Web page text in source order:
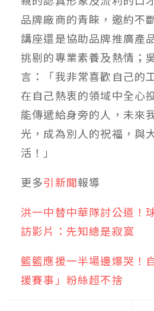
品牌廠商的青睞，邀約不
講座還是協助品牌推廣產
挑剔的專業素養及熱情；
言：「我非常喜歡自己的
在自己熱衷的領域中全心
能傳遞給身旁的人，未來
光，成為別人的祝福，與
活！」
更多引新聞報導
洪一中替中華隊討公道！
訪影片：先知總是寂寞
籃籃應援一半場邊爆哭！
援賽事」粉絲超不捨